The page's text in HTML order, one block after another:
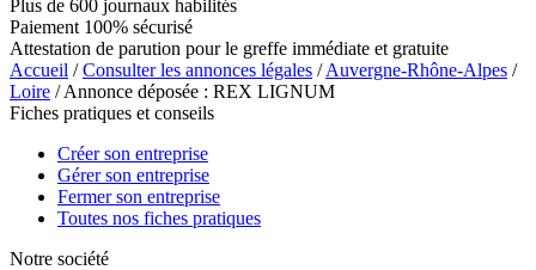
Plus de 600 journaux habilités
Paiement 100% sécurisé
Attestation de parution pour le greffe immédiate et gratuite
Accueil /Consulter les annonces légales /Auvergne-Rhône-Alpes /
Loire / Annonce déposée : REX LIGNUM
Fiches pratiques et conseils
Créer son entreprise
Gérer son entreprise
Fermer son entreprise
Toutes nos fiches pratiques
Notre société